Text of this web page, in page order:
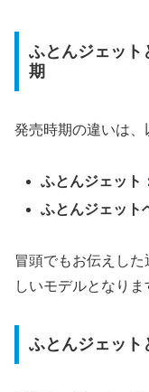
ふとんジェッ
期
発売時期の違いは、
ふとんジェット
ふとんジェット
冒頭でもお伝えし
しいモデルとなりま
ふとんジェッ